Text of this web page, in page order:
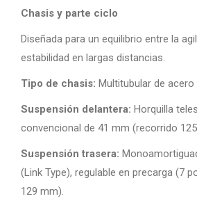
Chasis y parte ciclo
Diseñada para un equilibrio entre la
estabilidad en largas distancias.
Tipo de chasis: Multitubular de
Suspensión delantera: Horquilla
convencional de 41 mm (recorrido
Suspensión trasera:
(Link Type), regulable en precarga (7
129 mm).